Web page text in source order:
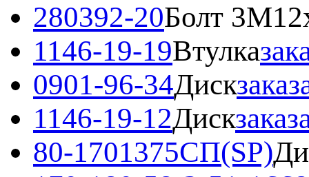
280392-20Болт
1146-19-19Втулка
0901-96-34Диск
1146-19-12Диск
80-1701375СП(SP)